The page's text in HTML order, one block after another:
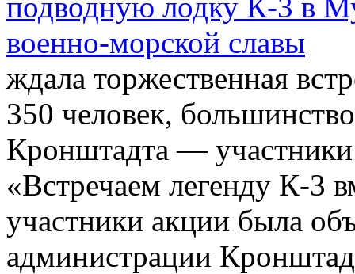
ждала торжественная
350 человек,
Кронштадта —
«Встречаем легенду К-3
участники акции была
администрации